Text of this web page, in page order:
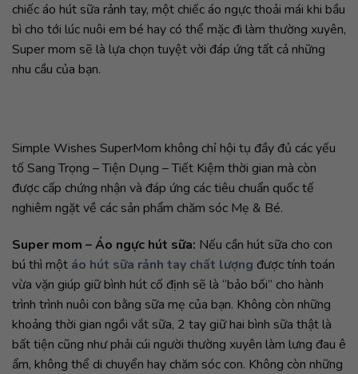
chiếc áo hút sữa rảnh tay, một chiếc áo ngực thoải mái khi bầu
bì cho tới lúc nuôi em bé hay có thể mặc đi làm thường xuyên,
Super mom sẽ là lựa chọn tuyệt vời đáp ứng tất cả những
nhu cầu của bạn.
Simple Wishes SuperMom không chỉ hội tụ đầy đủ các yếu
tố Sang Trọng – Tiện Dụng – Tiết Kiệm thời gian mà còn
được cấp chứng nhận và đáp ứng các tiêu chuẩn quốc tế
nghiêm ngặt về các sản phẩm chăm sóc Mẹ & Bé.
Super mom – Áo ngực hút sữa: Nếu cần hút sữa cho con
bú thì một áo hút sữa rảnh tay chất lượng được tính toán
vừa vặn giúp giữ bình hút cố định sẽ là “bảo bối” cho hành
trình trình nuôi con bằng sữa mẹ của bạn. Không còn những
khoảng thời gian ngồi vắt sữa, 2 tay giữ hai bình sữa thật là
bất tiện cũng như phải cúi người thường xuyên làm lưng đau ê
ẩm, không thể di chuyển hay chăm sóc con. Không còn những